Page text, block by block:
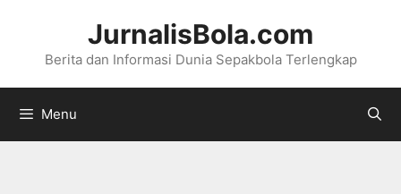
JurnalisBola.com
Berita dan Informasi Dunia Sepakbola Terlengkap
Menu